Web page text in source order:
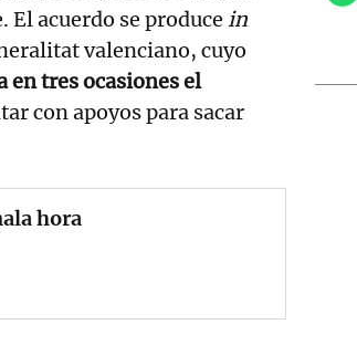
acuerdo se produce in
valenciano, cuyo
en tres ocasiones el
con apoyos para sacar
hora